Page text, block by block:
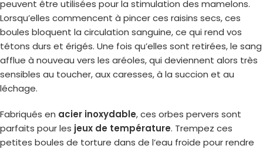
peuvent être utilisées pour la stimulation des mamelons.
Lorsqu’elles commencent à pincer ces raisins secs, ces
boules bloquent la circulation sanguine, ce qui rend vos
tétons durs et érigés. Une fois qu’elles sont retirées, le sang
afflue à nouveau vers les aréoles, qui deviennent alors très
sensibles au toucher, aux caresses, à la succion et au
léchage.
Fabriqués en acier inoxydable, ces orbes pervers sont
parfaits pour les jeux de température. Trempez ces
petites boules de torture dans de l’eau froide pour rendre